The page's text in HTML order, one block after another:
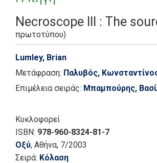
Necroscope III : The
πρωτοτύπου)
Lumley, Brian
Μετάφραση: Παλυβός,
Επιμέλεια σειράς: Μπαμπούρης,
Κυκλοφορεί
ISBN: 978-960-8324-81-7
Οξύ, Αθήνα, 7/2003
Σειρά: Κόλαση